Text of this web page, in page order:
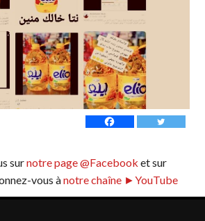
surnotre page @Facebook et sur
vous ànotre chaîne ►YouTube